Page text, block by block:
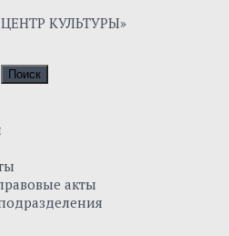
акты